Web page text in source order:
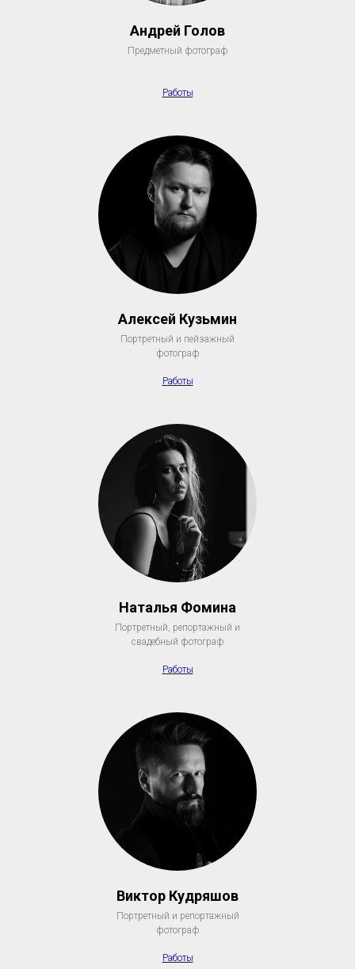
Андрей Голов
Предметный фотограф
Работы
Алексей Кузьмин
Портретный и пейзажный
фотограф
Работы
Наталья Фомина
Портретный, репортажный и
свадебный фотограф
Работы
Виктор Кудряшов
Портретный и репортажный
фотограф
Работы